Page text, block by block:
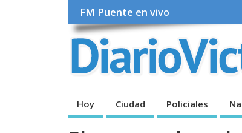
FM Puente en vivo
Hoy Ciudad Policiales